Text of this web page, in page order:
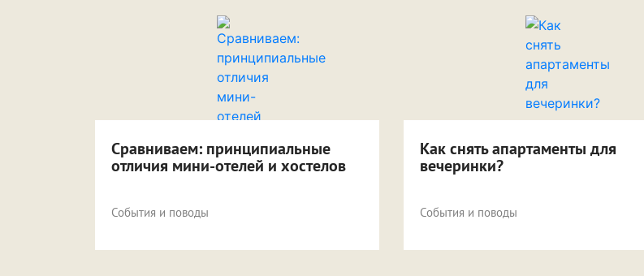
Сравниваем: принципиальные
отличия мини-отелей и хостелов
События и поводы
Как снять апартаменты для
вечеринки?
События и поводы